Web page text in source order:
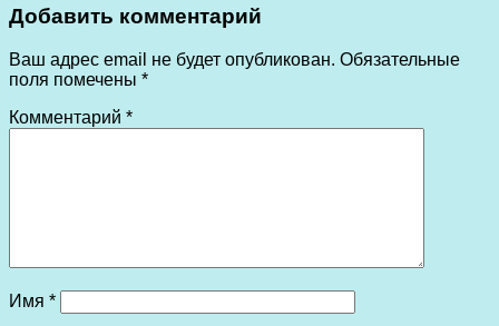
Добавить комментарий
Ваш адрес email не будет опубликован. Обязательные
поля помечены *
Комментарий *
Имя *